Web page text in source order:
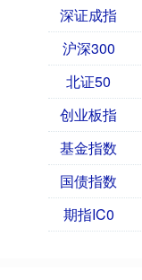
深证成指
沪深300
北证50
创业板指
基金指数
国债指数
期指IC0